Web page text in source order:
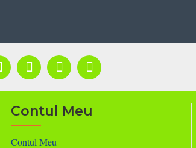
Contul Meu
Contul Meu